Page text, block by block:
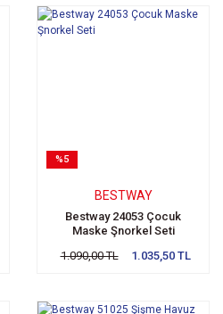
%5
BESTWAY
Bestway 24053 Çocuk
Maske Şnorkel Seti
1.090,00 TL
1.035,50 TL